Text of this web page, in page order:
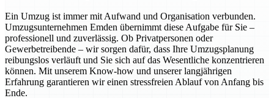
Ein Umzug ist immer mit Aufwand und Organisation verbunden.
Umzugsunternehmen Emden übernimmt diese Aufgabe für Sie –
professionell und zuverlässig. Ob Privatpersonen oder
Gewerbetreibende – wir sorgen dafür, dass Ihre Umzugsplanung
reibungslos verläuft und Sie sich auf das Wesentliche konzentrieren
können. Mit unserem Know-how und unserer langjährigen
Erfahrung garantieren wir einen stressfreien Ablauf von Anfang bis
Ende.